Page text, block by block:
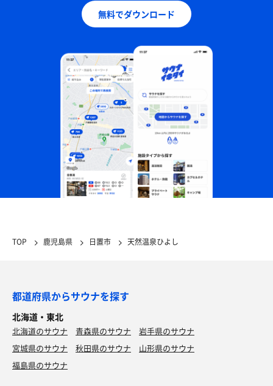
無料でダウンロード
TOP 鹿児島県 日置市 天然温泉ひよし
都道府県からサウナを探す
北海道・東北
北海道のサウナ 青森県のサウナ
岩手県のサウナ
宮城県のサウナ
秋田県のサウナ
山形県のサウナ
福島県のサウナ